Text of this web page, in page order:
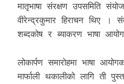
मातृभाषा संरक्षण उपसमिति
वीरेन्द्रकुमार हिराचन थिए ।
शब्दकोष र ब्याकरण भाषा
लोकार्पण समारोहमा भाषा
मार्फाली थकालीको लागि ती